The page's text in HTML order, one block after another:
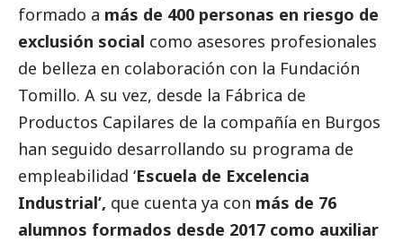
formado a más de 400 personas en riesgo de
exclusión social como asesores profesionales
de belleza en colaboración con la Fundación
Tomillo. A su vez, desde la Fábrica de
Productos Capilares de la compañía en Burgos
han seguido desarrollando su programa de
empleabilidad ‘Escuela de Excelencia
Industrial’, que cuenta ya con más de 76
alumnos formados desde 2017 como auxiliar